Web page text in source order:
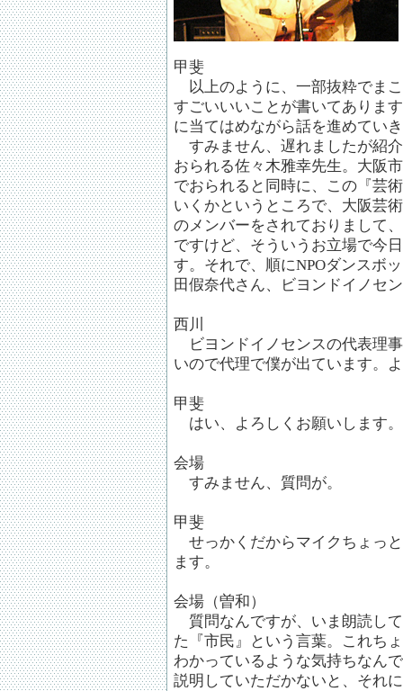
甲斐
以上のように、一部抜粋でま
すごいいいことが書いてありま
に当てはめながら話を進めてい
すみません、遅れましたが紹
おられる佐々木雅幸先生。大阪
でおられると同時に、この『芸
いくかというところで、大阪芸
のメンバーをされておりまして
ですけど、そういうお立場で今
す。それで、順にNPOダンスボ
田假奈代さん、ビヨンドイノセ
西川
ビヨンドイノセンスの代表理
いので代理で僕が出ています。
甲斐
はい、よろしくお願いします。
会場
すみません、質問が。
甲斐
せっかくだからマイクちょっ
ます。
会場（曽和）
質問なんですが、いま朗読し
た『市民』という言葉。これち
わかっているような気持ちなん
説明していただかないと、それ